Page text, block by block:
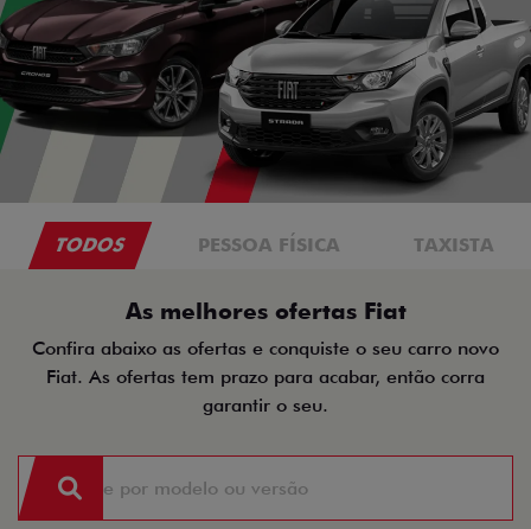
TODOS PESSOA FÍSICA TAXISTA
As melhores ofertas Fiat
Confira abaixo as ofertas e conquiste o seu carro novo
Fiat. As ofertas tem prazo para acabar, então corra
garantir o seu.